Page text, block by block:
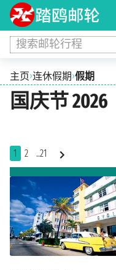
搜索邮轮行程
主页›连休假期›假期
国庆节 2026
1 2 ..21